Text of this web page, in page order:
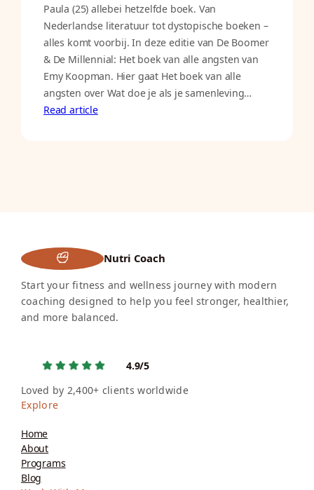
Paula (25) allebei hetzelfde boek. Van
Nederlandse literatuur tot dystopische boeken –
alles komt voorbij. In deze editie van De Boomer
& De Millennial: Het boek van alle angsten van
Emy Koopman. Hier gaat Het boek van alle
angsten over Wat doe je als je samenleving…
Read article
Nutri Coach
Start your fitness and wellness journey with modern
coaching designed to help you feel stronger, healthier,
and more balanced.
4.9/5
Loved by 2,400+ clients worldwide
Explore
Home
About
Programs
Blog